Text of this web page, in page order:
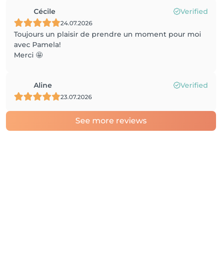
Cécile Verified
24.07.2026
Toujours un plaisir de prendre un moment pour moi
avec Pamela!
Merci 🤩
Aline Verified
23.07.2026
See more reviews